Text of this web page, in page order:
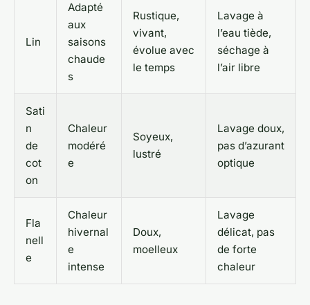
Lin
Adapté
aux
saisons
chaude
s
Rustique,
vivant,
évolue avec
le temps
Lavage à
l’eau tiède,
séchage à
l’air libre
Sati
n
de
cot
on
Chaleur
modéré
e
Soyeux,
lustré
Lavage doux,
pas d’azurant
optique
Fla
nell
e
Chaleur
hivernal
e
intense
Doux,
moelleux
Lavage
délicat, pas
de forte
chaleur